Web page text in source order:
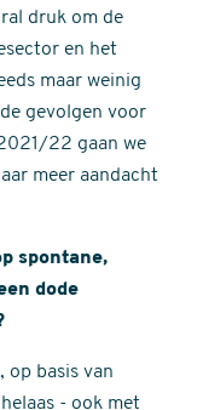
druk om de
en het
maar weinig
gevolgen voor
22 gaan we
meer aandacht
spontane,
dode
op basis van
- ook met